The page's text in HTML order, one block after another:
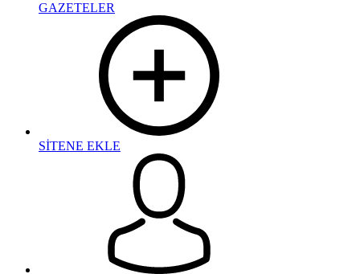
GAZETELER
SİTENE EKLE